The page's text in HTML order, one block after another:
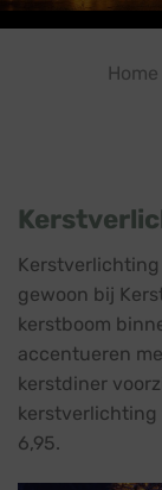
Home
gewoon bij
kerstboom
accentueren
kerstdiner
kerstverlichting
6,95.